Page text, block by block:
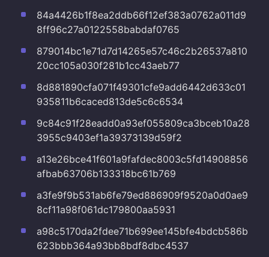
84a4426b1f8ea2ddb66f12ef383a0762a011d9
8ff96c27a0122558babdaf0765
879014bc1e71d7d14265e57c46c2b26537a810
20cc105a030f281b1cc43aeb77
8d881890cfa071f49301cfe9add6442d633c01
935811b6caced813de5c6c6534
9c84c91f28eadd0a93ef055809ca3bceb10a28
3955c9403ef1a39373139d59f2
a13e26bce41f601a9fafdec8003c5fd14908856
afbab63706b133318bc61b769
a3fe9f9b531ab6fe79ed886909f9520a0d0ae9
8cf11a98f061dc179800aa5931
a98c5170da2fdee71b699ee145bfe4bdcb586b
623bbb364a93bb8bdf8dbc4537